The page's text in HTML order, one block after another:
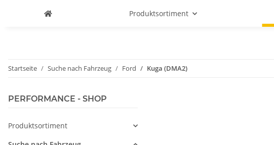
Produktsortiment
Startseite Suche nach Fahrzeug Ford Kuga (DMA2)
PERFORMANCE - SHOP
Produktsortiment